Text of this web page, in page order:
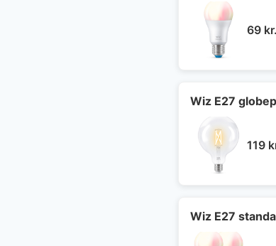
69 kr.
Wiz E27
119
Wiz E27